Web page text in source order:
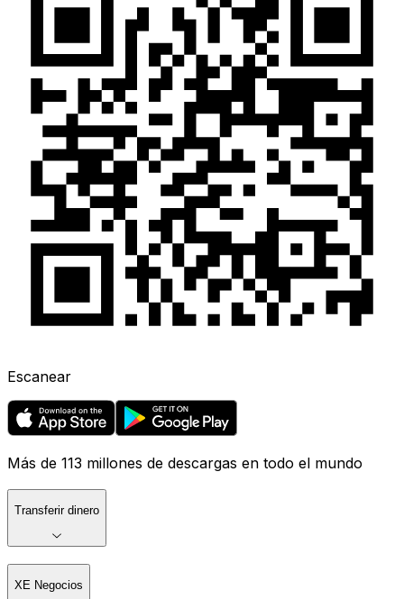
Escanear
Más de 113 millones de descargas en todo el mundo
Transferir dinero
XE Negocios